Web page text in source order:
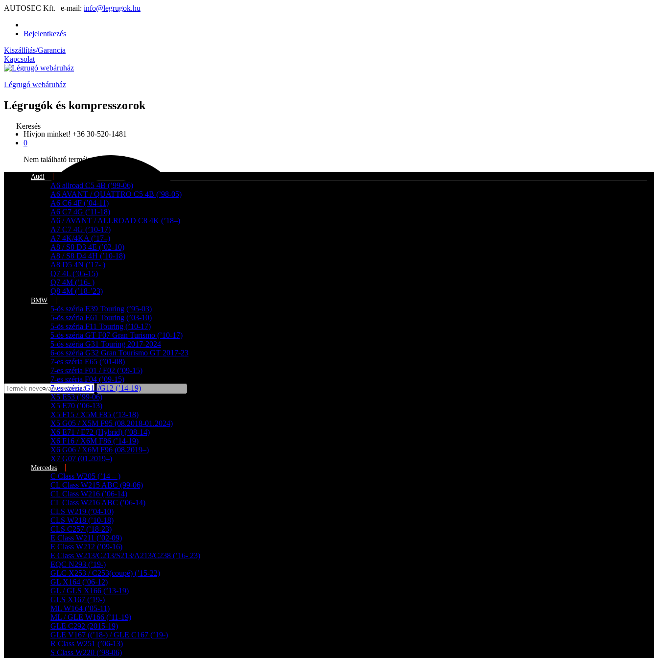
AUTOSEC Kft. | e-mail: info@legrugok.hu
Bejelentkezés
Kiszállítás/Garancia
Kapcsolat
Légrugó webáruház
Légrugók és kompresszorok
Keresés
További találatok...
Hívjon minket! +36 30-520-1481
0
Nem található termék a kosárban.
Audi
A6 allroad C5 4B (’99-06)
A6 AVANT / QUATTRO C5 4B (’98-05)
A6 C6 4F (’04-11)
A6 C7 4G (’11-18)
A6 / AVANT / ALLROAD C8 4K (’18–)
A7 C7 4G (’10-17)
A7 4K/4KA (’17–)
A8 / S8 D3 4E (’02-10)
A8 / S8 D4 4H (’10-18)
A8 D5 4N (’17- )
Q7 4L (’05-15)
Q7 4M (’16- )
Q8 4M (’18-’23)
BMW
5-ös széria E39 Touring (’95-03)
5-ös széria E61 Touring (’03-10)
5-ös széria F11 Touring (’10-17)
5-ös széria GT F07 Gran Turismo (’10-17)
5-ös széria G31 Touring 2017-2024
6-os széria G32 Gran Tourismo GT 2017-23
7-es széria E65 (’01-08)
7-es széria F01 / F02 (’09-15)
7-es széria F04 (’09-15)
7-es széria G11/G12 (’14-19)
X5 E53 (’99-06)
X5 E70 (’06-13)
X5 F15 / X5M F85 (’13-18)
X5 G05 / X5M F95 (08.2018-01.2024)
X6 E71 / E72 (Hybrid) (’08-14)
X6 F16 / X6M F86 (’14-19)
X6 G06 / X6M F96 (08.2019–)
X7 G07 (01.2019–)
Mercedes
C Class W205 (’14 – )
CL Class W215 ABC (99-06)
CL Class W216 (’06-14)
CL Class W216 ABC (’06-14)
CLS W219 (’04-10)
CLS W218 (’10-18)
CLS C257 (’18-23)
E Class W211 (’02-09)
E Class W212 (’09-16)
E Class W213/C213/S213/A213/C238 (’16- 23)
EQC N293 (’19-)
GLC X253 / C253(coupé) (’15-22)
GL X164 (’06-12)
GL / GLS X166 (’13-19)
GLS X167 (’19-)
ML W164 (’05-11)
ML / GLE W166 (’11-19)
GLE C292 (2015-19)
GLE V167 ((’18-) / GLE C167 (’19-)
R Class W251 (’06-13)
S Class W220 (’98-06)